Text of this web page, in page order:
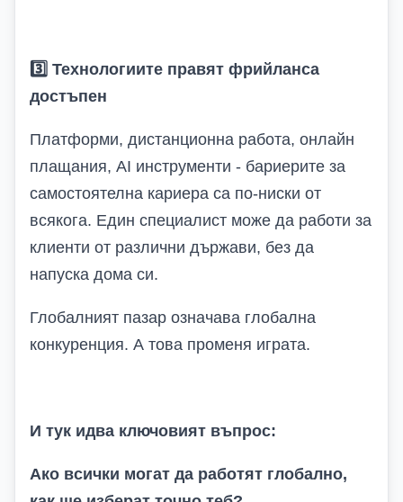
3️ Технологиите правят фрийланса
достъпен
Платформи, дистанционна работа, онлайн
плащания, AI инструменти - бариерите за
самостоятелна кариера са по-ниски от
всякога. Един специалист може да работи за
клиенти от различни държави, без да
напуска дома си.
Глобалният пазар означава глобална
конкуренция. А това променя играта.
И тук идва ключовият въпрос:
Ако всички могат да работят глобално,